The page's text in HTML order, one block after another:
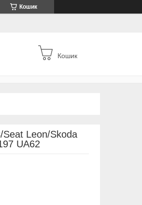
Кошик
Кошик
Seat Leon/Skoda
UA62